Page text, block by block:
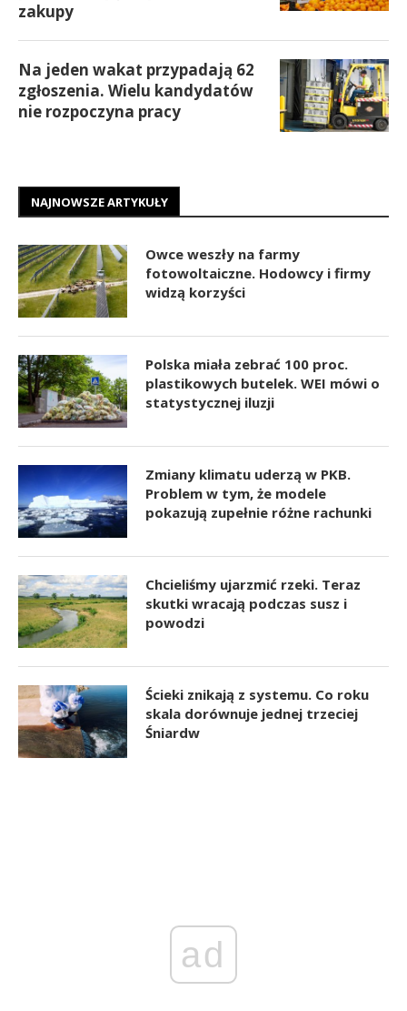
zakupy
Na jeden wakat przypadają 62
zgłoszenia. Wielu kandydatów
nie rozpoczyna pracy
NAJNOWSZE ARTYKUŁY
Owce weszły na farmy
fotowoltaiczne. Hodowcy i firmy
widzą korzyści
Polska miała zebrać 100 proc.
plastikowych butelek. WEI mówi o
statystycznej iluzji
Zmiany klimatu uderzą w PKB.
Problem w tym, że modele
pokazują zupełnie różne rachunki
Chcieliśmy ujarzmić rzeki. Teraz
skutki wracają podczas susz i
powodzi
Ścieki znikają z systemu. Co roku
skala dorównuje jednej trzeciej
Śniardw
ad